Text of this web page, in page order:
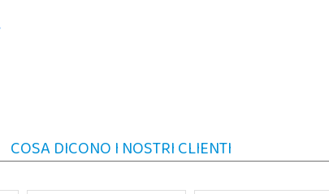
COSA DICONO I NOSTRI CLIENTI